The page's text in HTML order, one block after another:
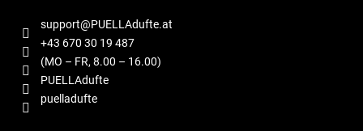
support@PUELLAdufte.at
+43 670 30 19 487
(MO – FR, 8.00 – 16.00)
PUELLAdufte
puelladufte